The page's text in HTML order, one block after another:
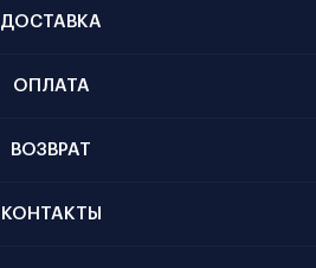
ДОСТАВКА
ОПЛАТА
ВОЗВРАТ
КОНТАКТЫ